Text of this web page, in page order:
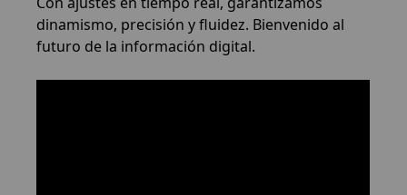
dinamismo, precisión y fluidez. Bienvenido al
futuro de la información digital.